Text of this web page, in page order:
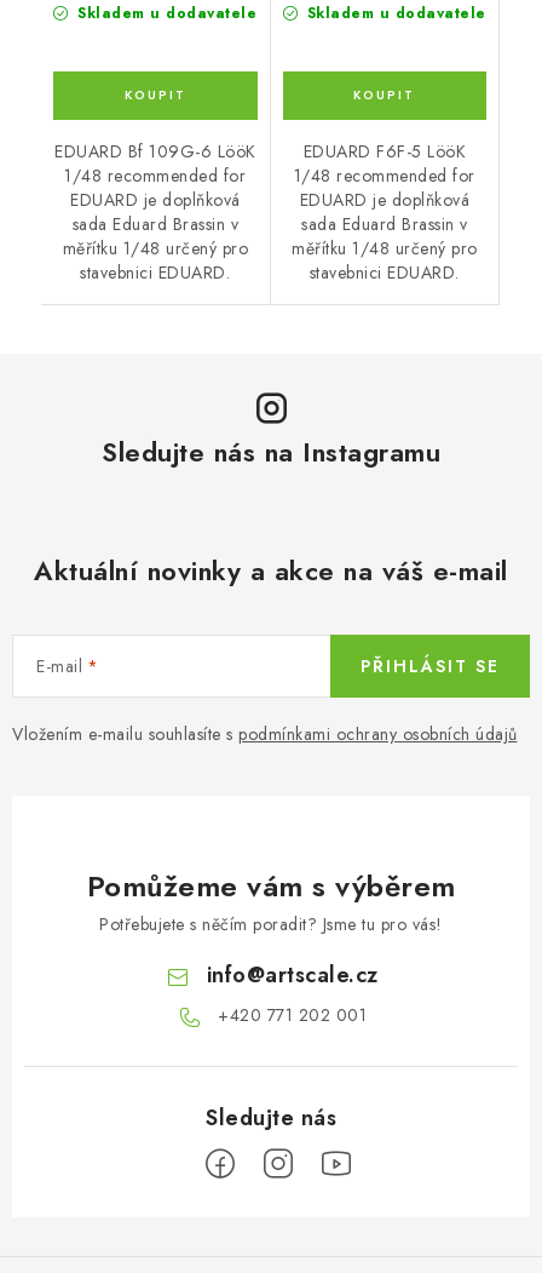
Skladem u dodavatele
EDUARD Bf 109G-6 LööK
1/48 recommended for
EDUARD je doplňková
sada Eduard Brassin v
měřítku 1/48 určený pro
stavebnici EDUARD.
Skladem u dodavatele
EDUARD F6F-5 LööK
1/48 recommended for
EDUARD je doplňková
sada Eduard Brassin v
měřítku 1/48 určený pro
stavebnici EDUARD.
Sledujte nás na Instagramu
Aktuální novinky a akce na váš e-mail
E-mail
Vložením e-mailu souhlasíte s podmínkami ochrany osobních údajů
PŘIHLÁSIT SE
Pomůžeme vám s výběrem
Potřebujete s něčím poradit? Jsme tu pro vás!
info@artscale.cz
+420 771 202 001​